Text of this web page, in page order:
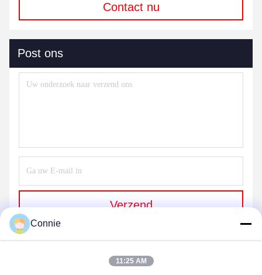
Contact nu
Post ons
Verzend
Connie
11:25 AM